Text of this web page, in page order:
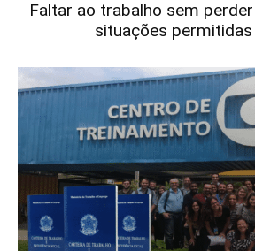
Faltar ao trabalho sem
situações